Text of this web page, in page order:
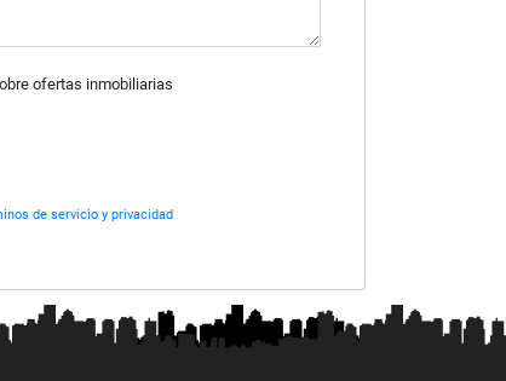
ofertas inmobiliarias
de servicio y privacidad